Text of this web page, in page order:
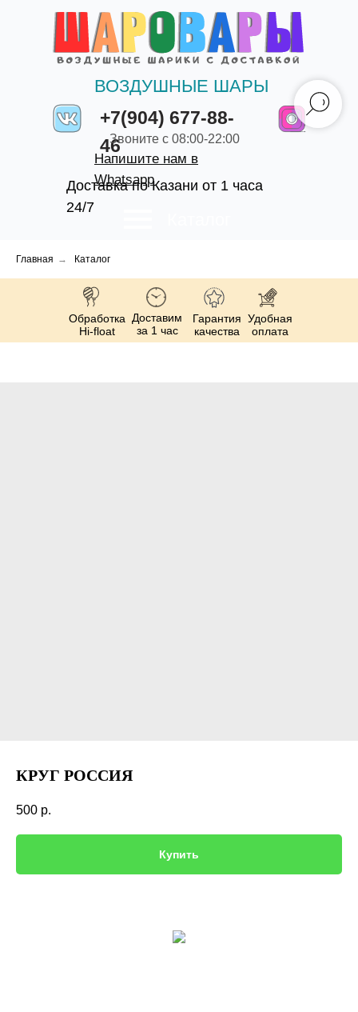
+7(904) 677-88-
46
ВОЗДУШНЫЕ ШАРЫ
Доставка по Казани от 1 часа
24/7
Звоните с 08:00-22:00
Напишите нам в
Whatsapp
Главная → Каталог
Обработка
Hi-float
Доставим
за 1 час
Гарантия
качества
Удобная
оплата
КРУГ РОССИЯ
500 р.
Купить